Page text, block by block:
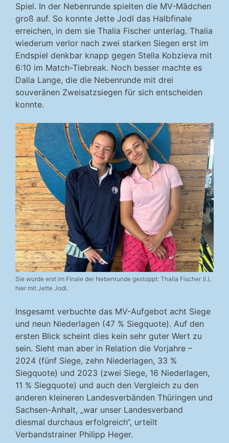
Spiel. In der Nebenrunde spielten die MV-Mädchen
groß auf. So konnte Jette Jodl das Halbfinale
erreichen, in dem sie Thalia Fischer unterlag. Thalia
wiederum verlor nach zwei starken Siegen erst im
Endspiel denkbar knapp gegen Stella Kobzieva mit
6:10 im Match-Tiebreak. Noch besser machte es
Dalia Lange, die die Nebenrunde mit drei
souveränen Zweisatzsiegen für sich entscheiden
konnte.
Sie wurde erst im Finale der Nebenrunde gestoppt: Thalia Fischer (l.),
hier mit Jette Jodl.
Insgesamt verbuchte das MV-Aufgebot acht Siege
und neun Niederlagen (47 % Siegquote). Auf den
ersten Blick scheint dies kein sehr guter Wert zu
sein. Sieht man aber in Relation die Vorjahre –
2024 (fünf Siege, zehn Niederlagen, 33 %
Siegquote) und 2023 (zwei Siege, 16 Niederlagen,
11 % Siegquote) und auch den Vergleich zu den
anderen kleineren Landesverbänden Thüringen und
Sachsen-Anhalt, „war unser Landesverband
diesmal durchaus erfolgreich“, urteilt
Verbandstrainer Philipp Heger.